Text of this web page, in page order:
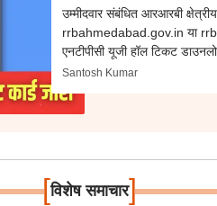
उम्मीदवार संबंधित आरआरबी
rrbahmedabad.gov.in या
एनटीपीसी यूजी हॉल टिकट
Santosh Kumar
[विशेष समाचार]